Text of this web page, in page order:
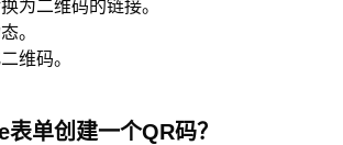
为二维码的链接。
。
维码。
单创建一个QR码？